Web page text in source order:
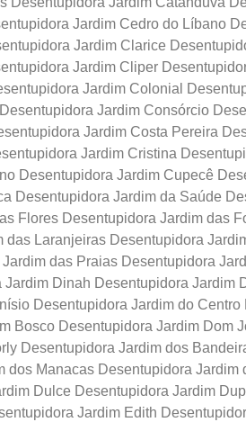
Jardim Cedro do Líbano
Jardim Clarice
Jardim Cliper
Jardim Colonial
Jardim Consórcio
Jardim Costa Pereira
Jardim Cristina
Desentupidora Jardim Cupecê
Desentupidora Jardim da Saúde
Flores Desentupidora Jardim das
Laranjeiras Desentupidora
das Praias Desentupidora
Dinah Desentupidora Jardim
Desentupidora Jardim do
Bosco Desentupidora Jardim Dom
Desentupidora Jardim dos
dos Manacas Desentupidora Jardim
Dulce Desentupidora Jardim
Jardim Edith